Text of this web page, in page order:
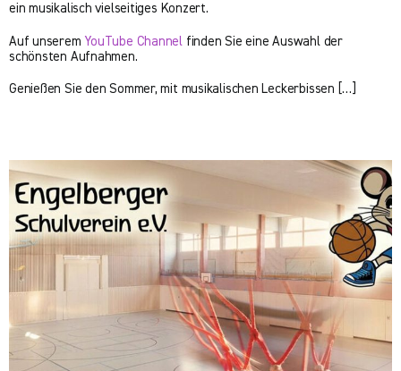
ein musikalisch vielseitiges Konzert.
Auf unserem YouTube Channel finden Sie eine Auswahl der
schönsten Aufnahmen.
Genießen Sie den Sommer, mit musikalischen Leckerbissen […]